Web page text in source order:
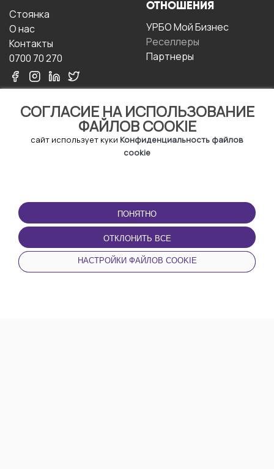
СОГЛАСИЕ НА ИСПОЛЬЗОВАНИЕ
ФАЙЛОВ COOKIE
сайт использует куки Конфиденциальность файлов
cookie
ПОНЯТНО
ОТКЛОНИТЬ ВСЕ
НАСТРОЙКИ ФАЙЛОВ COOKIE
Стоянка
О нас
Контакты
0700 70 270
ОТНОШЕНИЯ
УРБО Мой Бизнес
Реселлеры
Партнеры
Условия и положения
Политика
конфиденциальности
Политика в отношении
файлов cookie
Пользовательское
Соглашение